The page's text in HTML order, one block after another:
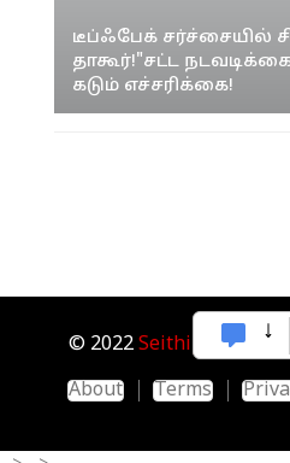
டீப்ஃபேக் சர்ச்சையில்
தாகூர்!"சட்ட
கடும் எச்சரிக்கை!
© 2022 Seithipunal.com
About
Terms